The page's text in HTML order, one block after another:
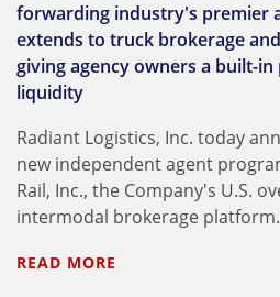
forwarding industry's premier
extends to truck brokerage
giving agency owners a built-
liquidity
Radiant Logistics, Inc. today
new independent agent
Rail, Inc., the Company's U.S.
intermodal brokerage platform.
READ MORE